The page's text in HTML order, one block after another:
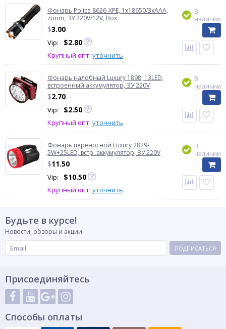
Фонарь Police 8626-XPE, 1х18650/3xAAA,
zoom, ЗУ 220V/12V, Box
$3.00
Vip: $2.80
Крупный опт: уточнить
В
наличии
Фонарь налобный Luxury 1898, 13LED,
встроенный аккумулятор, ЗУ 220V
$2.70
Vip: $2.50
Крупный опт: уточнить
В
наличии
Фонарь переносной Luxury 2829-
5W+25LED, встр. аккумулятор, ЗУ 220V
$11.50
Vip: $10.50
Крупный опт: уточнить
В
наличии
Будьте в курсе!
Новости, обзоры и акции
ПОДПИСАТЬСЯ
Присоединяйтесь
Способы оплаты